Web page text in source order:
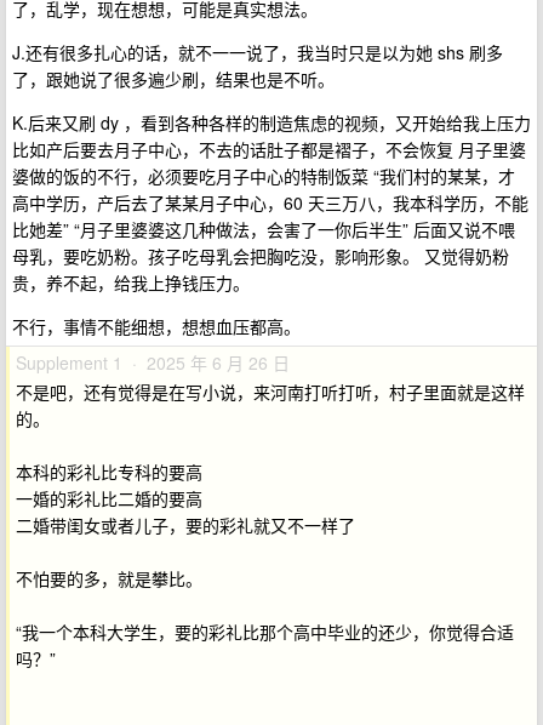
了，乱学，现在想想，可能是真实想法。
J.还有很多扎心的话，就不一一说了，我当时只是以为她 shs 刷多
了，跟她说了很多遍少刷，结果也是不听。
K.后来又刷 dy ，看到各种各样的制造焦虑的视频，又开始给我上压力
比如产后要去月子中心，不去的话肚子都是褶子，不会恢复 月子里婆
婆做的饭的不行，必须要吃月子中心的特制饭菜 “我们村的某某，才
高中学历，产后去了某某月子中心，60 天三万八，我本科学历，不能
比她差” “月子里婆婆这几种做法，会害了一你后半生” 后面又说不喂
母乳，要吃奶粉。孩子吃母乳会把胸吃没，影响形象。 又觉得奶粉
贵，养不起，给我上挣钱压力。
不行，事情不能细想，想想血压都高。
Supplement 1 · 2025 年 6 月 26 日
不是吧，还有觉得是在写小说，来河南打听打听，村子里面就是这样
的。
本科的彩礼比专科的要高
一婚的彩礼比二婚的要高
二婚带闺女或者儿子，要的彩礼就又不一样了
不怕要的多，就是攀比。
“我一个本科大学生，要的彩礼比那个高中毕业的还少，你觉得合适
吗？”